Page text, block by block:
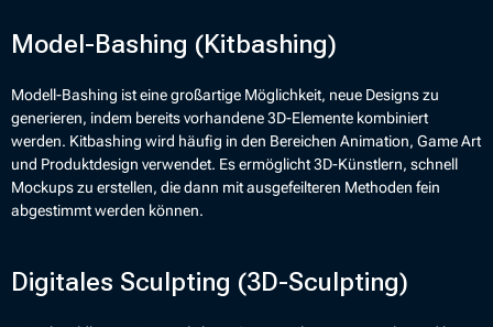
Model-Bashing (Kitbashing)
Modell-Bashing ist eine großartige Möglichkeit, neue Designs zu
generieren, indem bereits vorhandene 3D-Elemente kombiniert
werden. Kitbashing wird häufig in den Bereichen Animation, Game Art
und Produktdesign verwendet. Es ermöglicht 3D-Künstlern, schnell
Mockups zu erstellen, die dann mit ausgefeilteren Methoden fein
abgestimmt werden können.
Digitales Sculpting (3D-Sculpting)